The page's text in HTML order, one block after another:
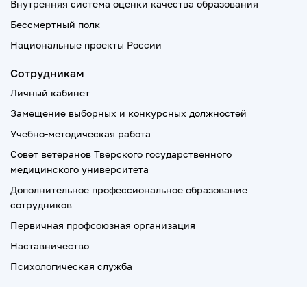
Внутренняя система оценки качества образования
Бессмертный полк
Национальные проекты России
Сотрудникам
Личный кабинет
Замещение выборных и конкурсных должностей
Учебно-методическая работа
Совет ветеранов Тверского государственного
медицинского университета
Дополнительное профессиональное образование
сотрудников
Первичная профсоюзная организация
Наставничество
Психологическая служба